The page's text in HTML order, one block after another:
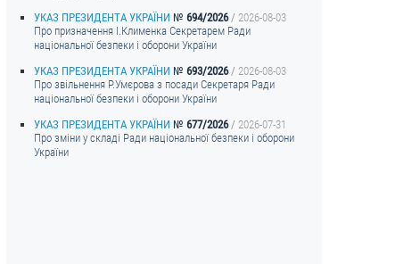
УКАЗ ПРЕЗИДЕНТА УКРАЇНИ
694/2026
2026-08-03
Про призначення I.Клименка Секретарем Ради
національної безпеки і оборони України
УКАЗ ПРЕЗИДЕНТА УКРАЇНИ
693/2026
2026-08-03
Про звільнення Р.Умєрова з посади Секретаря Ради
національної безпеки і оборони України
УКАЗ ПРЕЗИДЕНТА УКРАЇНИ
677/2026
2026-07-31
Про зміни у складі Ради національної безпеки і оборони
України